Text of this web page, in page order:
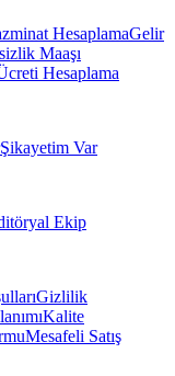
HesaplamaGelir
Maaşı
Hesaplama
Şikayetim Var
Ekip
Gizlilik
Kalite
Mesafeli Satış